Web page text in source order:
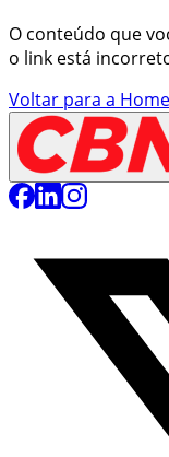
O conteúdo que
o link está
Voltar para a Home